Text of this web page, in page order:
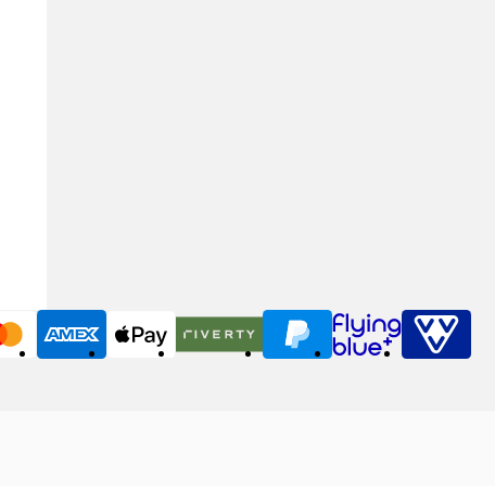
MasterCardAmerican Express
Apple Pay Riverty PayPal Flying BlueVVV